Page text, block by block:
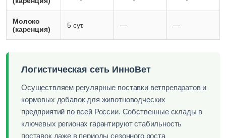
Молоко
(каренция)
5 сут. — —
Логистическая сеть ИнноВет
Осуществляем регулярные поставки ветпрепаратов и
кормовых добавок для животноводческих
предприятий по всей России. Собственные склады в
ключевых регионах гарантируют стабильность
поставок даже в периоды сезонного роста